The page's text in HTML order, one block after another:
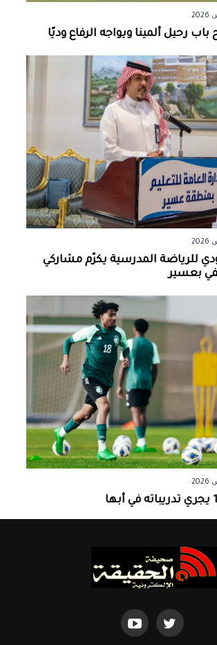
رحيل ألمينا ويواجه الرفاع وديًا
للرياضة المدرسية يكرّم مشاركي
بعسير